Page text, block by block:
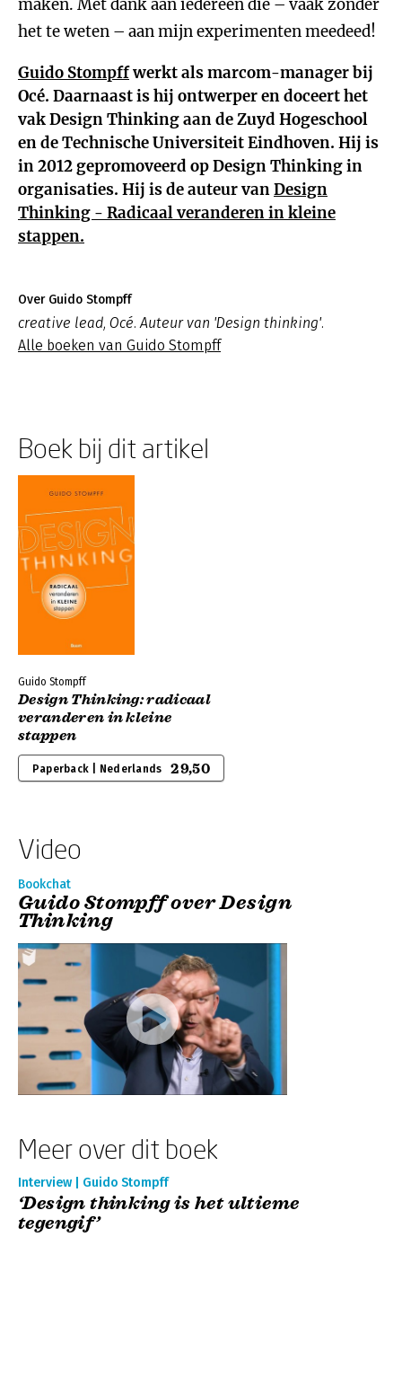
maken. Met dank aan iedereen die – vaak zonder
het te weten – aan mijn experimenten meedeed!
Guido Stompffwerkt als marcom-manager bij
Océ. Daarnaast is hij ontwerper en doceert het
vak Design Thinking aan de Zuyd Hogeschool
en de Technische Universiteit Eindhoven. Hij is
in 2012 gepromoveerd op Design Thinking in
organisaties. Hij is de auteur vanDesign
Thinking - Radicaal veranderen in kleine
stappen.
Over Guido Stompff
creative lead, Océ. Auteur van 'Design thinking'.
Alle boeken van Guido Stompff
Boek bij dit artikel
Guido Stompff
Design Thinking: radicaal
veranderen in kleine
stappen
Paperback | Nederlands 29,50
Video
Bookchat
Guido Stompff over Design
Thinking
Meer over dit boek
Interview | Guido Stompff
‘Design thinking is het ultieme
tegengif’